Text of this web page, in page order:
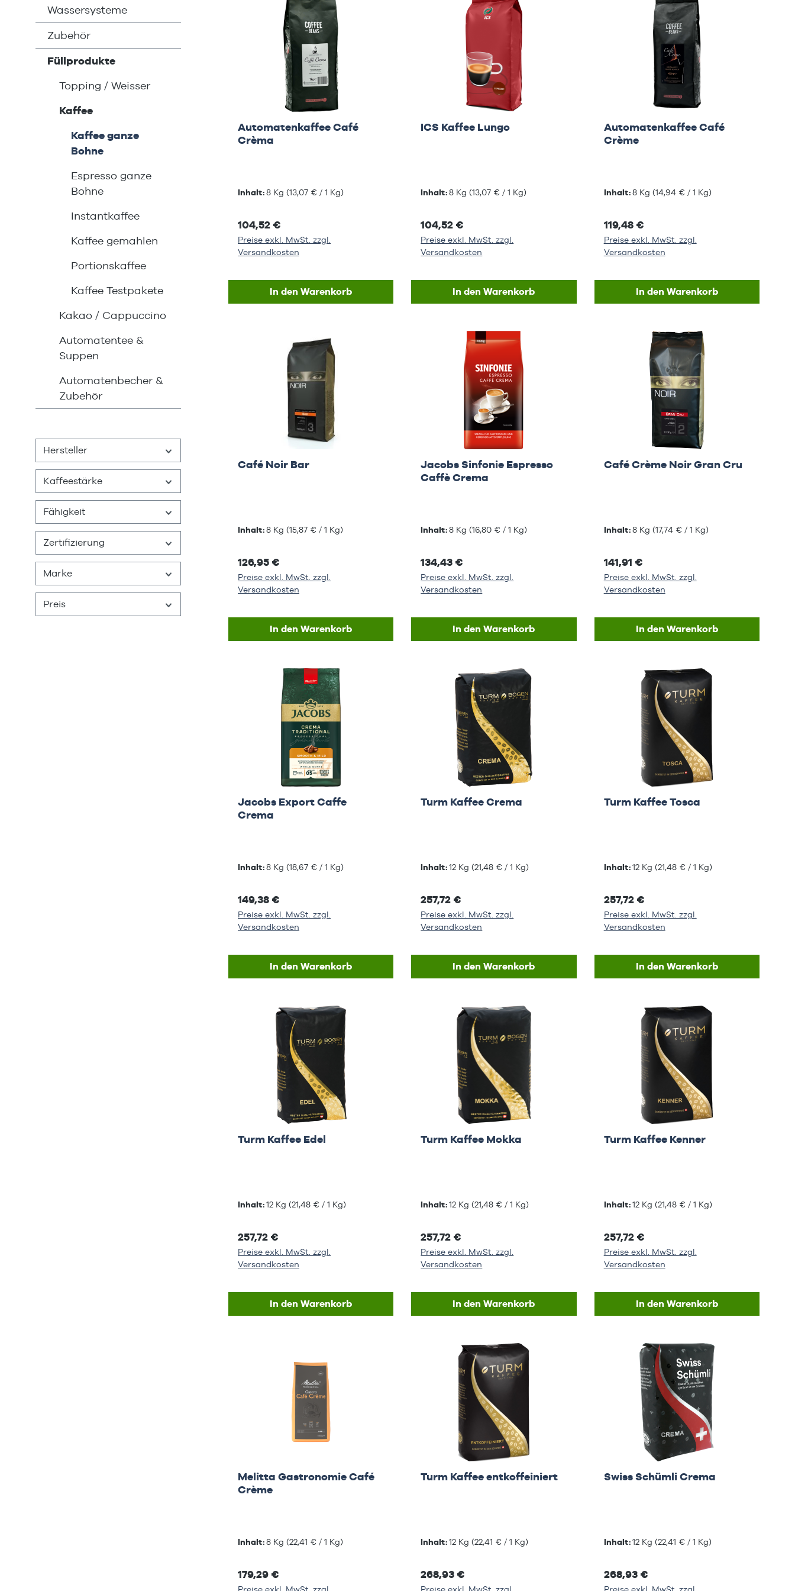
Wassersysteme
Zubehör
Füllprodukte
Topping / Weisser
Kaffee
Kaffee ganze
Bohne
Espresso ganze
Bohne
Instantkaffee
Kaffee gemahlen
Portionskaffee
Kaffee Testpakete
Kakao / Cappuccino
Automatentee &
Suppen
Automatenbecher &
Zubehör
Hersteller
Kaffeestärke
Fähigkeit
Zertifizierung
Marke
Preis
Automatenkaffee Café
Crèma
Inhalt:8 Kg (13,07 € / 1 Kg)
104,52 €
Preise exkl. MwSt. zzgl.
Versandkosten
In den Warenkorb
ICS Kaffee Lungo
Inhalt:8 Kg(13,07 € / 1 Kg)
104,52 €
Preise exkl. MwSt. zzgl.
Versandkosten
In den Warenkorb
Automatenkaffee Café
Crème
Inhalt:8 Kg (14,94 € / 1 Kg)
119,48 €
Preise exkl. MwSt. zzgl.
Versandkosten
In den Warenkorb
Café Noir Bar
Inhalt:8 Kg (15,87 € / 1 Kg)
126,95 €
Preise exkl. MwSt. zzgl.
Versandkosten
In den Warenkorb
Jacobs Sinfonie Espresso
Caffè Crema
Inhalt:8 Kg(16,80 € / 1 Kg)
134,43 €
Preise exkl. MwSt. zzgl.
Versandkosten
In den Warenkorb
Café Crème Noir Gran Cru
Inhalt:8 Kg (17,74 € / 1 Kg)
141,91 €
Preise exkl. MwSt. zzgl.
Versandkosten
In den Warenkorb
Jacobs Export Caffe
Crema
Inhalt:8 Kg (18,67 € / 1 Kg)
149,38 €
Preise exkl. MwSt. zzgl.
Versandkosten
In den Warenkorb
Turm Kaffee Crema
Inhalt:12 Kg(21,48 € / 1 Kg)
257,72 €
Preise exkl. MwSt. zzgl.
Versandkosten
In den Warenkorb
Turm Kaffee Tosca
Inhalt:12 Kg (21,48 € / 1 Kg)
257,72 €
Preise exkl. MwSt. zzgl.
Versandkosten
In den Warenkorb
Turm Kaffee Edel
Inhalt:12 Kg (21,48 € / 1 Kg)
257,72 €
Preise exkl. MwSt. zzgl.
Versandkosten
In den Warenkorb
Turm Kaffee Mokka
Inhalt:12 Kg(21,48 € / 1 Kg)
257,72 €
Preise exkl. MwSt. zzgl.
Versandkosten
In den Warenkorb
Turm Kaffee Kenner
Inhalt:12 Kg (21,48 € / 1 Kg)
257,72 €
Preise exkl. MwSt. zzgl.
Versandkosten
In den Warenkorb
Melitta Gastronomie Café
Crème
Inhalt:8 Kg (22,41 € / 1 Kg)
179,29 €
Turm Kaffee entkoffeiniert
Inhalt:12 Kg(22,41 € / 1 Kg)
268,93 €
Swiss Schümli Crema
Inhalt:12 Kg (22,41 € / 1 Kg)
268,93 €